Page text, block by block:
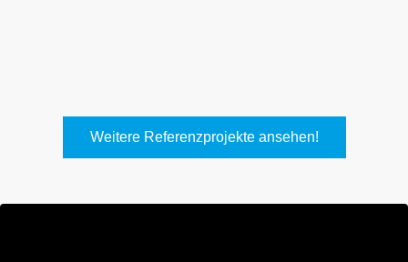
Weitere Referenzprojekte ansehen!